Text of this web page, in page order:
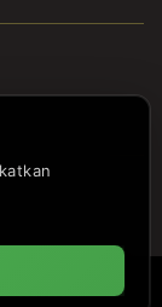
Reserved.